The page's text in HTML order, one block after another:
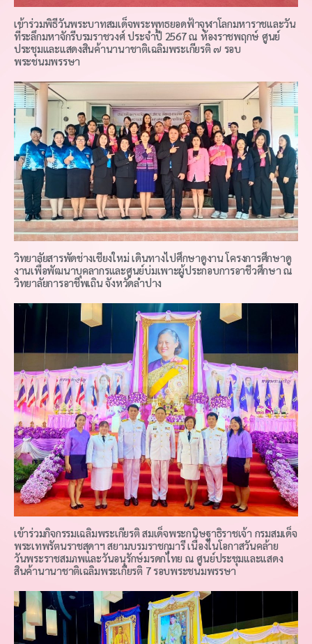
เข้าร่วมพิธีวันพระบาทสมเด็จพระพุทธยอดฟ้าจุฬาโลกมหาราชและวัน
ที่ระลึกมหาจักรีบรมราชวงศ์ ประจำปี 2567 ณ ห้องราชพฤกษ์ ศูนย์
ประชุมและแสดงสินค้านานาชาติเฉลิมพระเกียรติ ๗ รอบ
พระชนมพรรษา
วิทยาลัยสารพัดช่างเชียงใหม่ เดินทางไปศึกษาดูงาน โครงการศึกษาดู
งานเพื่อพัฒนาบุคลากรและศูนย์บ่มเพาะผู้ประกอบการอาชีวศึกษา ณ
วิทยาลัยการอาชีพเถิน จังหวัดลำปาง
เข้าร่วมกิจกรรมเฉลิมพระเกียรติ สมเด็จพระกนิษฐาธิราชเจ้า กรมสมเด็จ
พระเทพรัตนราชสุดาฯ สยามบรมราชกุมารี เนื่องในโอกาสวันคล้าย
วันพระราชสมภพและวันอนุรักษ์มรดกไทย ณ ศูนย์ประชุมและแสดง
สินค้านานาชาติเฉลิมพระเกียรติ 7 รอบพระชนมพรรษา